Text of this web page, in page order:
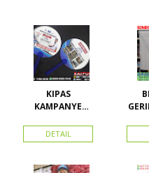
KIPAS
KAMPANYE
DETAIL